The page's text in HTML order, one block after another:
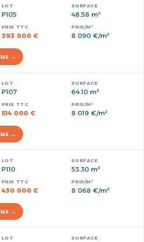
P105 48.58 m²
393 000 € 8 090 €/m²
→
P107 64.10 m²
514 000 € 8 019 €/m²
→
P110 53.30 m²
430 000 € 8 068 €/m²
→